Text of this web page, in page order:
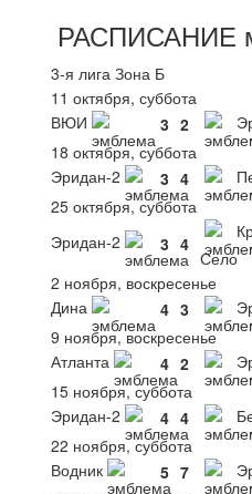
РАСПИСАНИЕ
3-я лига Зона Б
11 октября, суббота
ВЮИ
3 2
18 октября, суббота
Эридан-2
3 4
25 октября, суббота
Эридан-2
3 4
Село
2 ноября, воскресенье
Дина
4 3
9 ноября, воскресенье
Атланта
4 2
15 ноября, суббота
Эридан-2
4 4
22 ноября, суббота
Водник
5 7